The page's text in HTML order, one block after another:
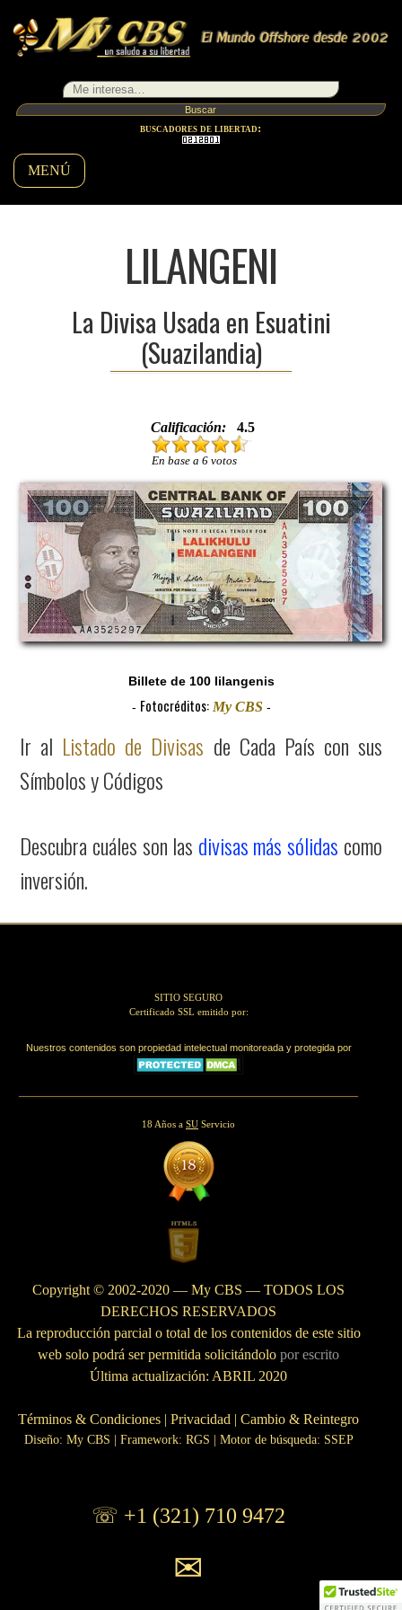
buscadores de libertad:
MENÚ
LILANGENI
La Divisa Usada en Esuatini
(Suazilandia)
Calificación: 4.5
En base a 6 votos
Billete de 100 lilangenis
- Fotocréditos: My CBS-
Ir al Listado de Divisas de Cada País con sus
Símbolos y Códigos
Descubra cuáles son las divisas más sólidas como
inversión.
SITIO SEGURO
Certificado SSL emitido por:
Nuestros contenidos son propiedad intelectual monitoreada y protegida por
18 Años a SU Servicio
Copyright © 2002-2020 — My CBS — TODOS LOS
DERECHOS RESERVADOS
La reproducción parcial o total de los contenidos de este sitio
web solo podrá ser permitida solicitándolo por escrito
Última actualización: ABRIL 2020
Términos & Condiciones | Privacidad | Cambio & Reintegro
Diseño: My CBS | Framework: RGS | Motor de búsqueda: SSEP
☏ +1 (321) 710 9472
✉